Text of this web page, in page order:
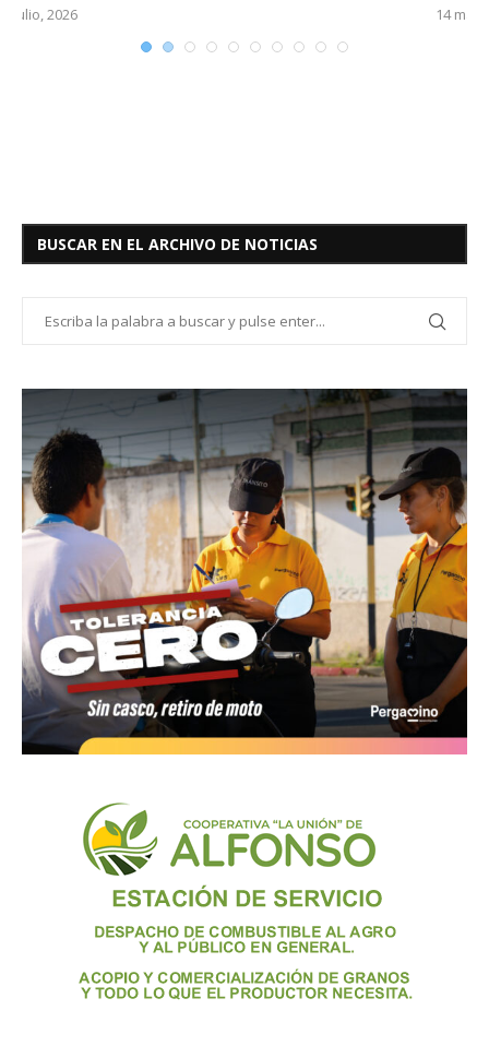
BUSCAR EN EL ARCHIVO DE NOTICIAS